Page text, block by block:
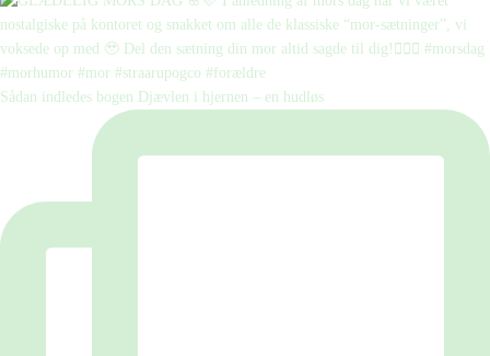
Sådan indledes bogen Djævlen i hjernen – en hudløs